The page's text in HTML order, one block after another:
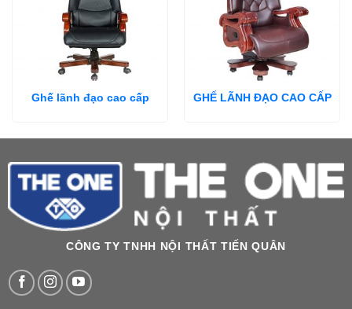
Ghế lãnh đạo cao cấp GHẾ LÃNH ĐẠO CAO CẤP
CÔNG TY TNHH NỘI THẤT TIẾN QUÂN